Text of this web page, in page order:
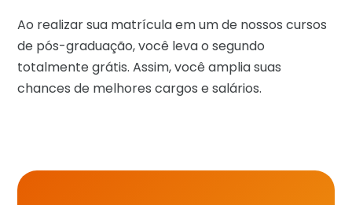
Ao realizar sua matrícula em um de nossos cursos
de pós-graduação, você leva o segundo
totalmente grátis. Assim, você amplia suas
chances de melhores cargos e salários.